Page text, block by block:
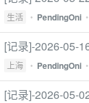
生活 • PendingOni •
[记录]-2026-05-
上海 • PendingOni •
[记录]-2026-05-